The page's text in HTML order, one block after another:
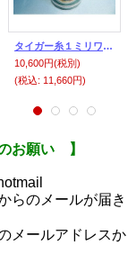
タイガー糸１ミリワックス付き JK21（濃茶）
10,600円(税別)
(税込: 11,660円)
お願い 】
らのメールが届き
メールアドレス